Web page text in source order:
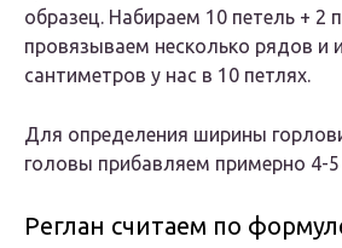
образец. Набираем 10 петель + 2
провязываем несколько рядов и
сантиметров у нас в 10 петлях.
Для определения ширины
головы прибавляем примерно 4-
Реглан считаем по